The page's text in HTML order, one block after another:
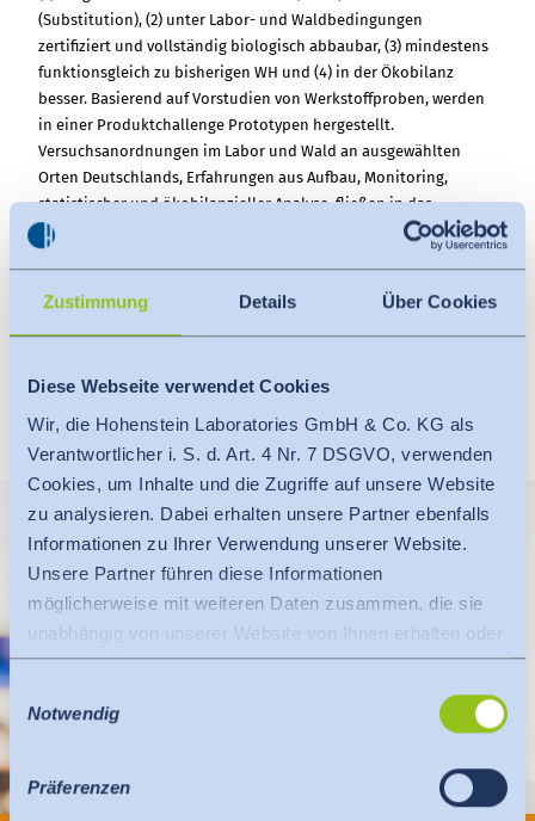
Zustimmung Details Über Cookies
Diese Webseite verwendet Cookies
Wir, die Hohenstein Laboratories GmbH & Co. KG als
Verantwortlicher i. S. d. Art. 4 Nr. 7 DSGVO, verwenden
Cookies, um Inhalte und die Zugriffe auf unsere Website
zu analysieren. Dabei erhalten unsere Partner ebenfalls
Informationen zu Ihrer Verwendung unserer Website.
Unsere Partner führen diese Informationen
möglicherweise mit weiteren Daten zusammen, die sie
unabhängig von unserer Website von Ihnen erhalten oder
gesammelt haben.
Es findet eine Datenübermittlung an ein Drittland oder
eine internationale Organisation statt. Berücksichtigt
Kommission. Dieser besagt, dass es sich um ein
Einwilligungsauswahl
Notwendig
Präferenzen
(Substitution), (2) unter Labor- und Waldbedingungen
zertifiziert und vollständig biologisch abbaubar, (3) mindestens
funktionsgleich zu bisherigen WH und (4) in der Ökobilanz
besser. Basierend auf Vorstudien von Werkstoffproben, werden
in einer Produktchallenge Prototypen hergestellt.
Versuchsanordnungen im Labor und Wald an ausgewählten
Orten Deutschlands, Erfahrungen aus Aufbau, Monitoring,
statistischer und ökobilanzieller Analyse, fließen in das
Reengineering zur Optimierung von Werkstoffen und
sozio-ökonomische Konzepte zum Umgang mit nicht entfernten
Plastik-WH entwickelt. Die Integration von forstlichen
und ermöglicht Umsatz und Beschäftigung.